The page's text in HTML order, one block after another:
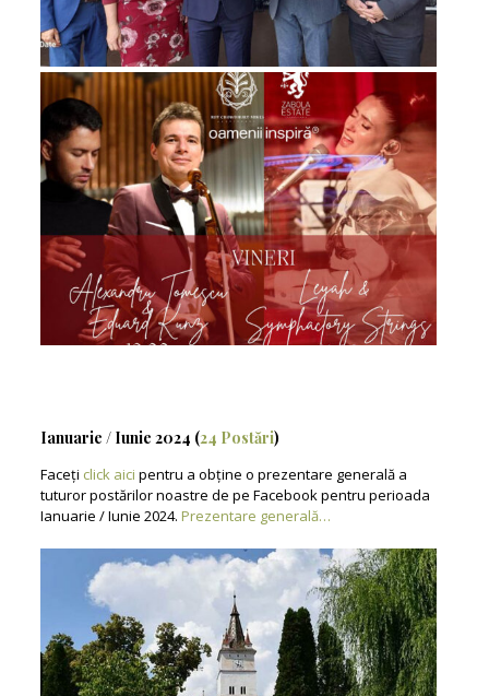
Ianuarie / Iunie 2024 (24 Postări)
Faceți click aici pentru a obține o prezentare generală a
tuturor postărilor noastre de pe Facebook pentru perioada
Ianuarie / Iunie 2024. Prezentare generală…